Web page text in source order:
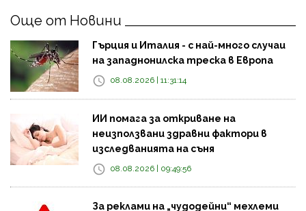
Още от Новини
Гърция и Италия - с най-много случаи
на западнонилска треска в Европа
08.08.2026 | 11:31:14
ИИ помага за откриване на
неизползвани здравни фактори в
изследванията на съня
08.08.2026 | 09:49:56
За реклами на „чудодейни“ мехлеми